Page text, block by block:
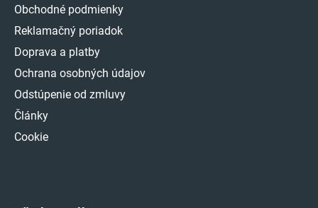
Obchodné podmienky
Reklamačný poriadok
Doprava a platby
Ochrana osobných údajov
Odstúpenie od zmluvy
Články
Cookie